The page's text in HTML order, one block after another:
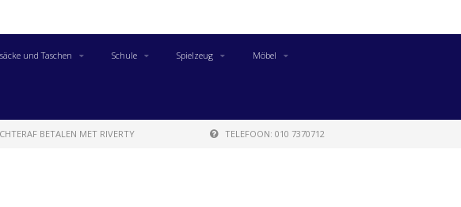
und Taschen Schule Spielzeug Möbel
BETALEN MET RIVERTY TELEFOON: 010 7370712